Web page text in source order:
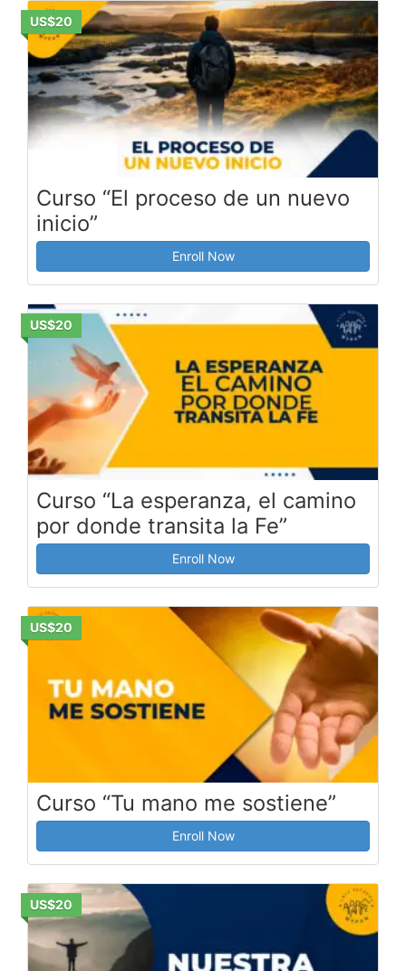
US$20
Curso “El proceso de un nuevo
inicio”
Enroll Now
US$20
Curso “La esperanza, el camino
por donde transita la Fe”
Enroll Now
US$20
Curso “Tu mano me sostiene”
Enroll Now
US$20